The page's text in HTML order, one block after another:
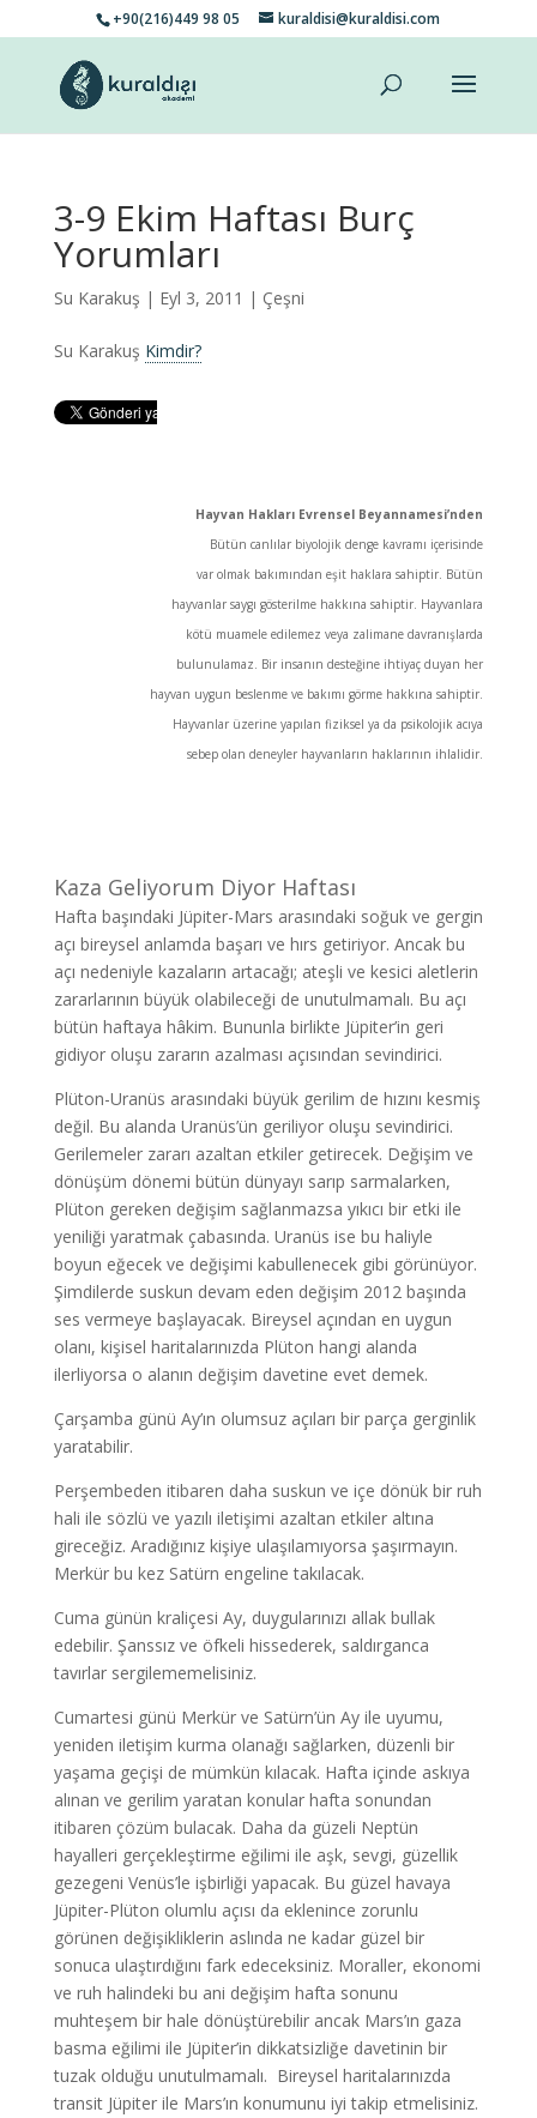
+90(216)449 98 05 kuraldisi@kuraldisi.com
3-9 Ekim Haftası Burç
Yorumları
Su Karakuş | Eyl 3, 2011 | Çeşni
Su Karakuş Kimdir?
Hayvan Hakları Evrensel Beyannamesi’nden
Bütün canlılar biyolojik denge kavramı içerisinde
var olmak bakımından eşit haklara sahiptir. Bütün
hayvanlar saygı gösterilme hakkına sahiptir. Hayvanlara
kötü muamele edilemez veya zalimane davranışlarda
bulunulamaz. Bir insanın desteğine ihtiyaç duyan her
hayvan uygun beslenme ve bakımı görme hakkına sahiptir.
Hayvanlar üzerine yapılan fiziksel ya da psikolojik acıya
sebep olan deneyler hayvanların haklarının ihlalidir.
Kaza Geliyorum Diyor Haftası
Hafta başındaki Jüpiter-Mars arasındaki soğuk ve gergin
açı bireysel anlamda başarı ve hırs getiriyor. Ancak bu
açı nedeniyle kazaların artacağı; ateşli ve kesici aletlerin
zararlarının büyük olabileceği de unutulmamalı. Bu açı
bütün haftaya hâkim. Bununla birlikte Jüpiter’in geri
gidiyor oluşu zararın azalması açısından sevindirici.
Plüton-Uranüs arasındaki büyük gerilim de hızını kesmiş
değil. Bu alanda Uranüs’ün geriliyor oluşu sevindirici.
Gerilemeler zararı azaltan etkiler getirecek. Değişim ve
dönüşüm dönemi bütün dünyayı sarıp sarmalarken,
Plüton gereken değişim sağlanmazsa yıkıcı bir etki ile
yeniliği yaratmak çabasında. Uranüs ise bu haliyle
boyun eğecek ve değişimi kabullenecek gibi görünüyor.
Şimdilerde suskun devam eden değişim 2012 başında
ses vermeye başlayacak. Bireysel açından en uygun
olanı, kişisel haritalarınızda Plüton hangi alanda
ilerliyorsa o alanın değişim davetine evet demek.
Çarşamba günü Ay’ın olumsuz açıları bir parça gerginlik
yaratabilir.
Perşembeden itibaren daha suskun ve içe dönük bir ruh
hali ile sözlü ve yazılı iletişimi azaltan etkiler altına
gireceğiz. Aradığınız kişiye ulaşılamıyorsa şaşırmayın.
Merkür bu kez Satürn engeline takılacak.
Cuma günün kraliçesi Ay, duygularınızı allak bullak
edebilir. Şanssız ve öfkeli hissederek, saldırganca
tavırlar sergilememelisiniz.
Cumartesi günü Merkür ve Satürn’ün Ay ile uyumu,
yeniden iletişim kurma olanağı sağlarken, düzenli bir
yaşama geçişi de mümkün kılacak. Hafta içinde askıya
alınan ve gerilim yaratan konular hafta sonundan
itibaren çözüm bulacak. Daha da güzeli Neptün
hayalleri gerçekleştirme eğilimi ile aşk, sevgi, güzellik
gezegeni Venüs’le işbirliği yapacak. Bu güzel havaya
Jüpiter-Plüton olumlu açısı da eklenince zorunlu
görünen değişikliklerin aslında ne kadar güzel bir
sonuca ulaştırdığını fark edeceksiniz. Moraller, ekonomi
ve ruh halindeki bu ani değişim hafta sonunu
muhteşem bir hale dönüştürebilir ancak Mars’ın gaza
basma eğilimi ile Jüpiter’in dikkatsizliğe davetinin bir
tuzak olduğu unutulmamalı. Bireysel haritalarınızda
transit Jüpiter ile Mars’ın konumunu iyi takip etmelisiniz.